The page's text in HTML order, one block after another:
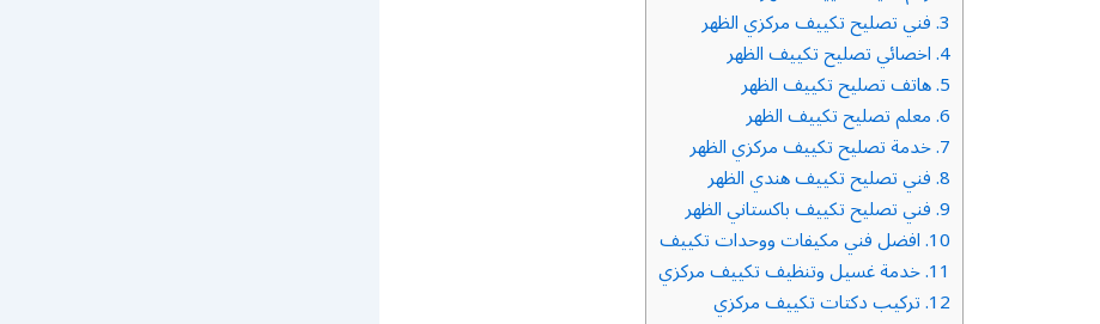
3. فني تصليح تكييف مركزي الظهر
4. اخصائي تصليح تكييف الظهر
5. هاتف تصليح تكييف الظهر
6. معلم تصليح تكييف الظهر
7. خدمة تصليح تكييف مركزي الظهر
8. فني تصليح تكييف هندي الظهر
9. فني تصليح تكييف باكستاني الظهر
10. افضل فني مكيفات ووحدات تكييف
11. خدمة غسيل وتنظيف تكييف مركزي
12. تركيب دكتات تكييف مركزي